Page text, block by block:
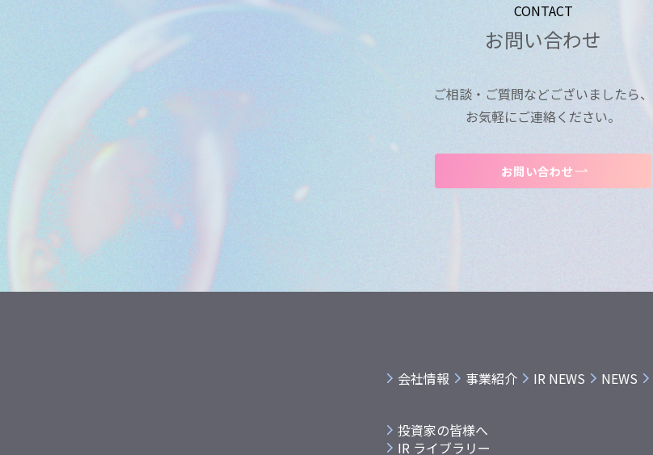
CONTACT
お問い合わせ
ご相談・ご質問などございましたら、
お気軽にご連絡ください。
お問い合わせ
会社情報 事業紹介 IR NEWS NEWS
投資家の皆様へ
IR ライブラリー